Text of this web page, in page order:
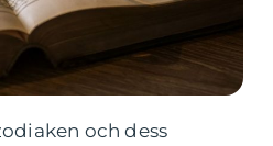
och dess